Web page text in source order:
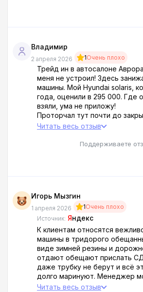
Владимир
2 апреля 2026 1Очень плохо
Трейд ин в автосалоне
меня не устроил! Здесь
машины. Мой Hyundai solaris,
года, оценили в 295 000. Где
взяли, ума не приложу!
Проторчал тут почти до
делали диагностику.
новую модель , но я не
Читать весь отзыв
Поддерживаете
Игорь Мызгин
1 апреля 2026 1Очень плохо
Источник: Яндекс
К клиентам относятся
машины в тридорого
виде зимней резины и
отдают обещают прислать
даже трубку не берут и всё
долго маринуют. Менеджер
Катерина, покупка машины
Читать весь отзыв